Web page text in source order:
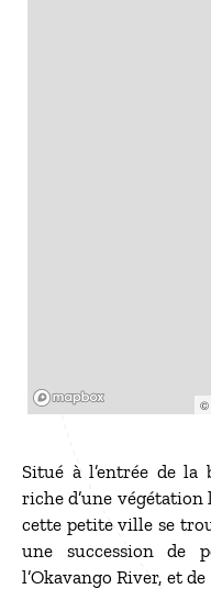
©
Situé à l’entrée de la
riche d’une
cette petite ville se
une succession de
l’Okavango River, et